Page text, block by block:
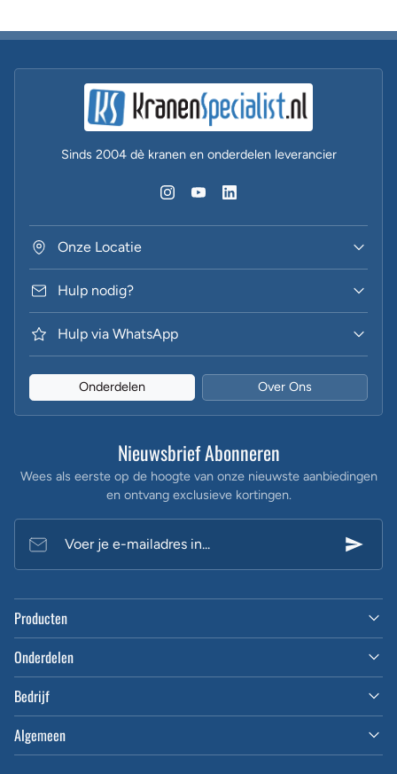
Sinds 2004 dè kranen en onderdelen leverancier
Onze Locatie
Hulp nodig?
Hulp via WhatsApp
Onderdelen Over Ons
Nieuwsbrief Abonneren
Wees als eerste op de hoogte van onze nieuwste aanbiedingen
en ontvang exclusieve kortingen.
Voer je e-mailadres in...
Producten
Onderdelen
Bedrijf
Algemeen